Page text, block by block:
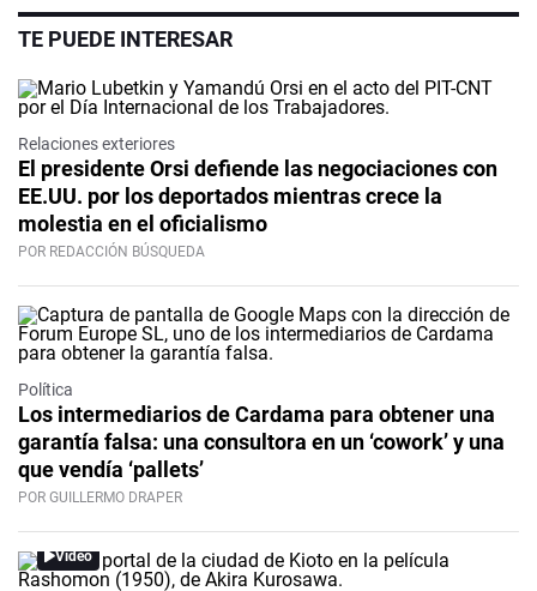
TE PUEDE INTERESAR
Relaciones exteriores
El presidente Orsi defiende las negociaciones con
EE.UU. por los deportados mientras crece la
molestia en el oficialismo
POR REDACCIÓN BÚSQUEDA
Política
Los intermediarios de Cardama para obtener una
garantía falsa: una consultora en un ‘cowork’ y una
que vendía ‘pallets’
POR GUILLERMO DRAPER
Video